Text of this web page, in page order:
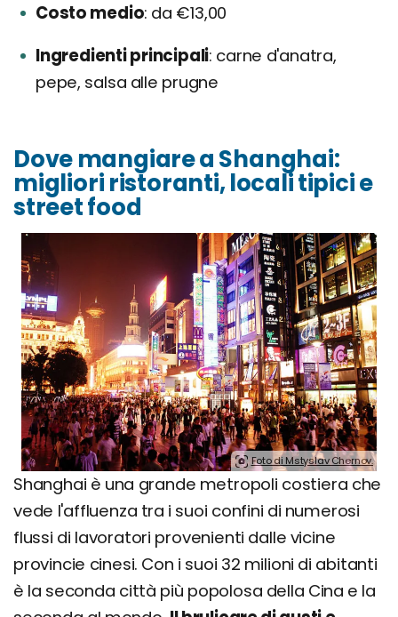
Costo medio da €13,00
Ingredienti principali carne d'anatra,
pepe, salsa alle prugne
Dove mangiare a Shanghai:
migliori ristoranti, locali tipici e
street food
Foto di Mstyslav Chernov.
Shanghai è una grande metropoli costiera che
vede l'affluenza tra i suoi confini di numerosi
flussi di lavoratori provenienti dalle vicine
provincie cinesi. Con i suoi 32 milioni di abitanti
è la seconda città più popolosa della Cina e la